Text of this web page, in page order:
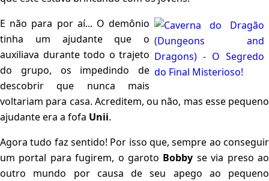
E não para por aí... O demônio
tinha um ajudante que o
auxiliava durante todo o trajeto
do grupo, os impedindo de
descobrir que nunca mais
voltariam para casa. Acreditem, ou não, mas esse pequeno
ajudante era a fofa Unii.
Agora tudo faz sentido! Por isso que, sempre ao conseguir
um portal para fugirem, o garoto Bobby se via preso ao
outro mundo por causa de seu apego ao pequeno